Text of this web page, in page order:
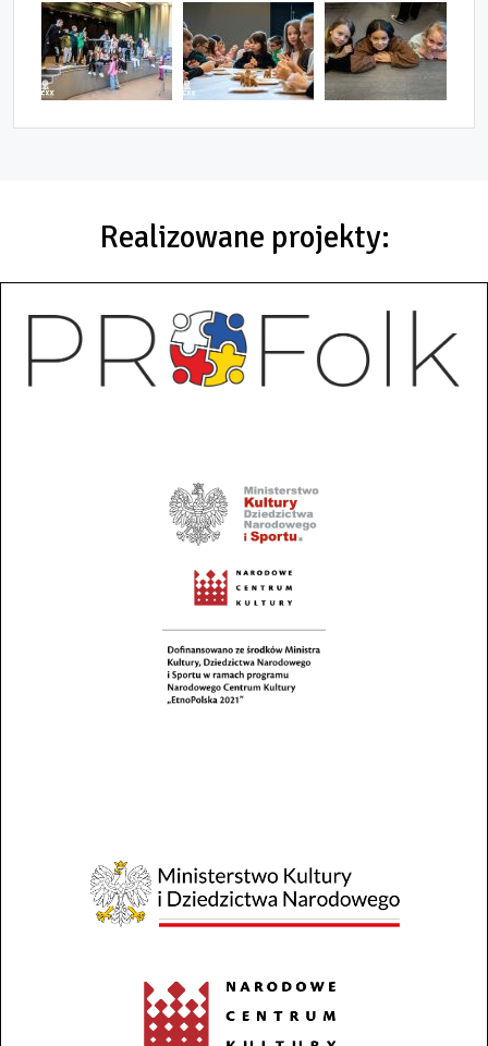
Realizowane projekty: